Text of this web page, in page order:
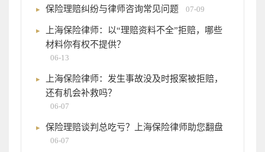
保险理赔纠纷与律师咨询常见问题 07-09
上海保险律师：以“理赔资料不全”拒赔，哪些
材料你有权不提供？
06-13
上海保险律师：发生事故没及时报案被拒赔，
还有机会补救吗？
06-07
保险理赔谈判总吃亏？上海保险律师助您翻盘
06-07